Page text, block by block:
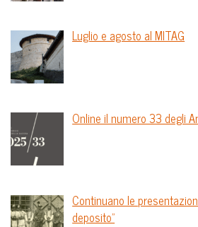
Luglio e agosto al MITAG
Online il numero 33 degli
Continuano le
deposito”